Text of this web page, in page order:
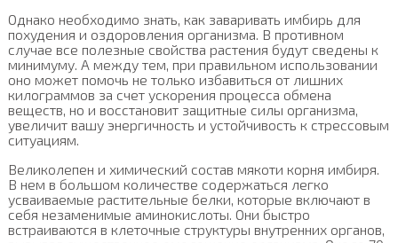
Однако необходимо знать, как заваривать имбирь для
похудения и оздоровления организма. В противном
случае все полезные свойства растения будут сведены к
минимуму. А между тем, при правильном использовании
оно может помочь не только избавиться от лишних
килограммов за счет ускорения процесса обмена
веществ, но и восстановит защитные силы организма,
увеличит вашу энергичность и устойчивость к стрессовым
ситуациям.
Великолепен и химический состав мякоти корня имбиря.
В нем в большом количестве содержаться легко
усваиваемые растительные белки, которые включают в
себя незаменимые аминокислоты. Они быстро
встраиваются в клеточные структуры внутренних органов,